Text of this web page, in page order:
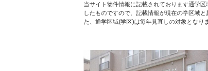
当サイト物件情報に記載されております通学
したものですので、記載情報が現在の学区域
た、通学区域(学区)は毎年見直しの対象となり